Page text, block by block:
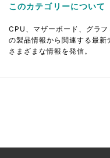
このカテゴリーについて
CPU、マザーボード、グラ
の製品情報から関連する最新
さまざまな情報を発信。